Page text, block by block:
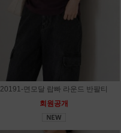
20191-면모달 랍빠 라운드 반팔티
회원공개